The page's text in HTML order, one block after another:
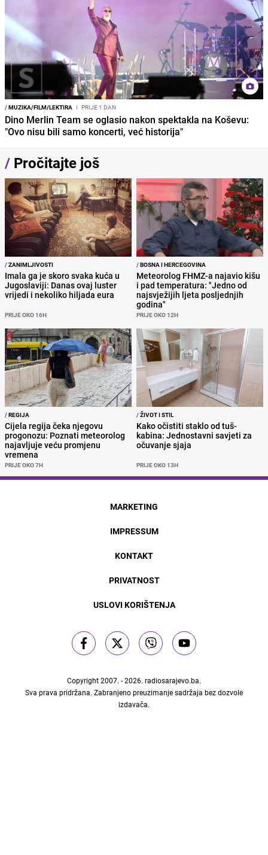
/MUZIKA/FILM/LEKTIRA I PRIJE 1 DAN
Dino Merlin Team se oglasio nakon spektakla na Koševu:
"Ovo nisu bili samo koncerti, već historija"
/ Pročitajte još
/ZANIMLJIVOSTI
Imala ga je skoro svaka kuća u
Jugoslaviji: Danas ovaj luster
vrijedi i nekoliko hiljada eura
PRIJE OKO 16H
/BOSNA I HERCEGOVINA
Meteorolog FHMZ-a najavio kišu
i pad temperatura: "Jedno od
najsvježijih ljeta posljednjih
godina"
PRIJE OKO 12H
/REGIJA
Cijela regija čeka njegovu
progonozu: Poznati meteorolog
najavljuje veću promjenu
vremena
PRIJE OKO 7H
/ŽIVOT I STIL
Kako očistiti staklo od tuš-
kabina: Jednostavni savjeti za
očuvanje sjaja
PRIJE OKO 13H
MARKETING
IMPRESSUM
KONTAKT
PRIVATNOST
USLOVI KORIŠTENJA
Copyright 2007. - 2026. radiosarajevo.ba.
Sva prava pridržana. Zabranjeno preuzimanje sadržaja bez dozvole
izdavača.